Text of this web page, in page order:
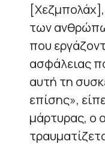
των
που
ασφάλειας
αυτή τη
επίσης»,
μάρτυρας, ο